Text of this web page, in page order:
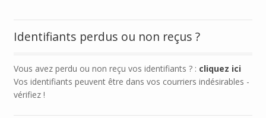
Identifiants perdus ou non reçus ?
Vous avez perdu ou non reçu vos identifiants ? : cliquez ici
Vos identifiants peuvent être dans vos courriers indésirables -
vérifiez !